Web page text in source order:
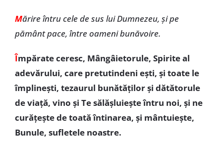
Mărire întru cele de sus lui Dumnezeu, şi pe
pământ pace, între oameni bunăvoire.
Împărate ceresc, Mângâietorule, Spirite al
adevărului, care pretutindeni eşti, şi toate le
împlineşti, tezaurul bunătăţilor şi dătătorule
de viaţă, vino şi Te sălășluiește întru noi, și ne
curăţeşte de toată întinarea, şi mântuieşte,
Bunule, sufletele noastre.